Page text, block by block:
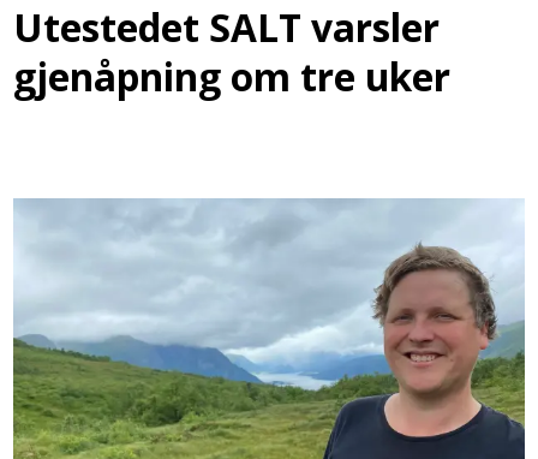
Utestedet SALT varsler
gjenåpning om tre uker